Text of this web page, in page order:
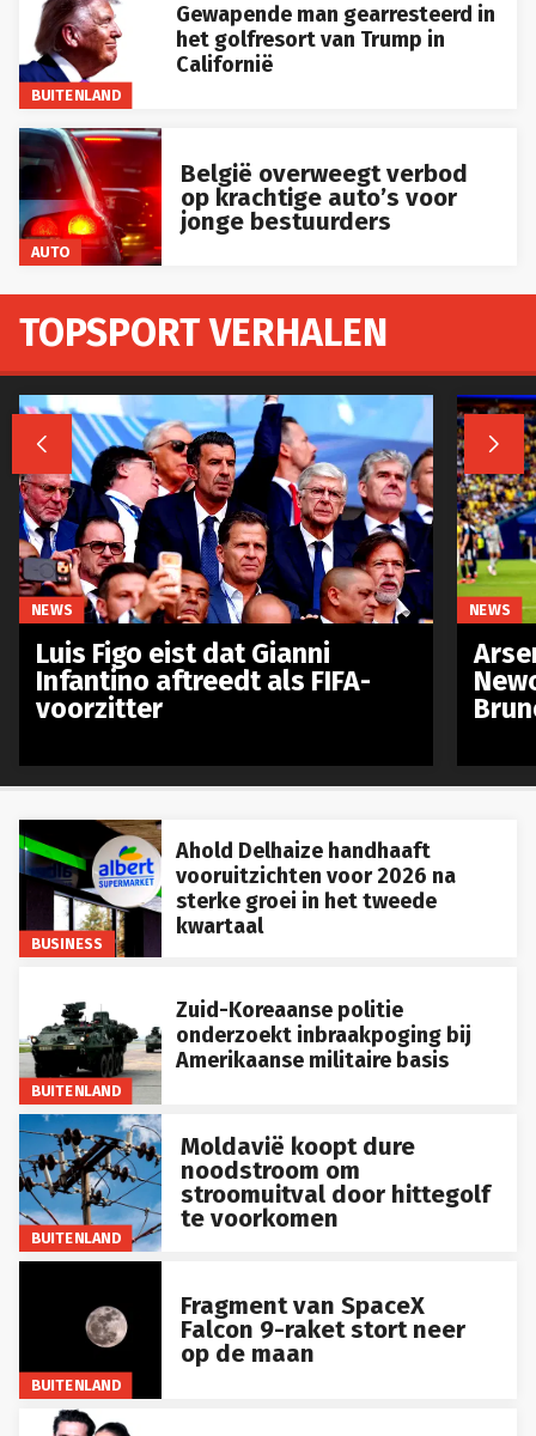
BUITENLAND
Gewapende man gearresteerd in
het golfresort van Trump in
Californië
AUTO
België overweegt verbod
op krachtige auto’s voor
jonge bestuurders
BUSINESS
Ahold Delhaize handhaaft
vooruitzichten voor 2026 na
sterke groei in het tweede
kwartaal
BUITENLAND
Zuid-Koreaanse politie
onderzoekt inbraakpoging bij
Amerikaanse militaire basis
BUITENLAND
Moldavië koopt dure
noodstroom om
stroomuitval door hittegolf
te voorkomen
BUITENLAND
Fragment van SpaceX
Falcon 9-raket stort neer
op de maan
TOPSPORT VERHALEN
 
NEWS
Luis Figo eist dat Gianni
Infantino aftreedt als FIFA-
voorzitter
NEWS